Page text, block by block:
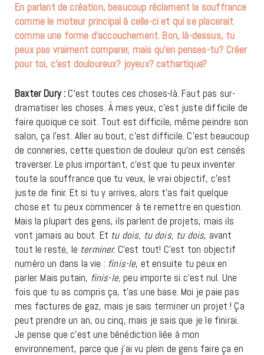
En parlant de création, beaucoup réclament la souffrance
comme le moteur principal à celle-ci et qui se placerait
comme une forme d’accouchement. Bon, là-dessus, tu
peux pas vraiment comparer, mais qu’en penses-tu? Créer
pour toi, c’est douloureux? joyeux? cathartique?
Baxter Dury : C’est toutes ces choses-là. Faut pas sur-
dramatiser les choses. À mes yeux, c’est juste difficile de
faire quoique ce soit. Tout est difficile, même peindre son
salon, ça l’est. Aller au bout, c’est difficile. C’est beaucoup
de conneries, cette question de douleur qu’on est censés
traverser. Le plus important, c’est que tu peux inventer
toute la souffrance que tu veux, le vrai objectif, c’est
juste de finir. Et si tu y arrives, alors t’as fait quelque
chose et tu peux commencer à te remettre en question.
Mais la plupart des gens, ils parlent de projets, mais ils
vont jamais au bout. Et tu dois, tu dois, tu dois, avant
tout le reste, le terminer. C’est tout! C’est ton objectif
numéro un dans la vie : finis-le, et ensuite tu peux en
parler. Mais putain, finis-le, peu importe si c’est nul. Une
fois que tu as compris ça, t’as une base. Moi je paie pas
mes factures de gaz, mais je sais terminer un projet ! Ça
peut prendre un an, ou cinq, mais je sais que je le finirai.
Je pense que c’est une bénédiction liée à mon
environnement, parce que j’ai vu plein de gens faire ça en